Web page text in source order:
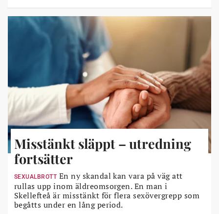
Misstänkt släppt – utredning
fortsätter
SEXUALBROTT En ny skandal kan vara på väg att
rullas upp inom äldreomsorgen. En man i
Skellefteå är misstänkt för flera sexövergrepp som
begåtts under en lång period.